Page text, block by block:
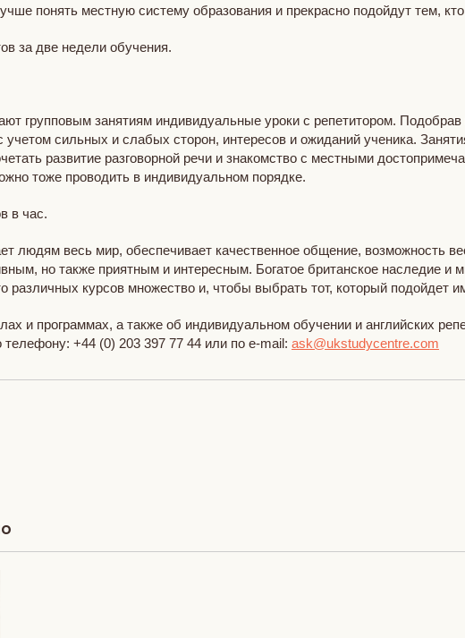
понять местную систему образования и прекрасно подойдут тем,
за две недели обучения.
групповым занятиям индивидуальные уроки с репетитором.
учетом сильных и слабых сторон, интересов и ожиданий ученика.
развитие разговорной речи и знакомство с местными
тоже проводить в индивидуальном порядке.
в час.
людям весь мир, обеспечивает качественное общение, возможность
но также приятным и интересным. Богатое британское наследие и
различных курсов множество и, чтобы выбрать тот, который подойдет
и программах, а также об индивидуальном обучении и английских
+44 (0) 203 397 77 44 или по e-mail: ask@ukstudycentre.com